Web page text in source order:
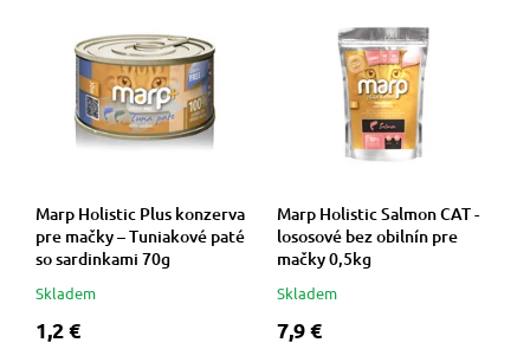
Marp Holistic Plus konzerva
pre mačky – Tuniakové paté
so sardinkami 70g
Skladem
1,2 €
Marp Holistic Salmon CAT -
lososové bez obilnín pre
mačky 0,5kg
Skladem
7,9 €